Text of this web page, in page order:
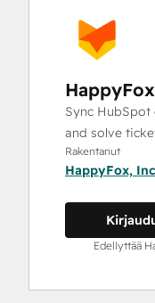
Sync
and solve
Rakentanut
HappyFox,
Edellyttää